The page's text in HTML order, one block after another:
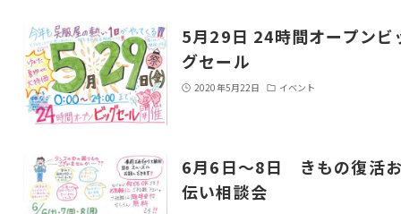
5月29日 24時間オープンビ
グセール
2020年5月22日 イベント
6月6日～8日 きもの復活
伝い相談会